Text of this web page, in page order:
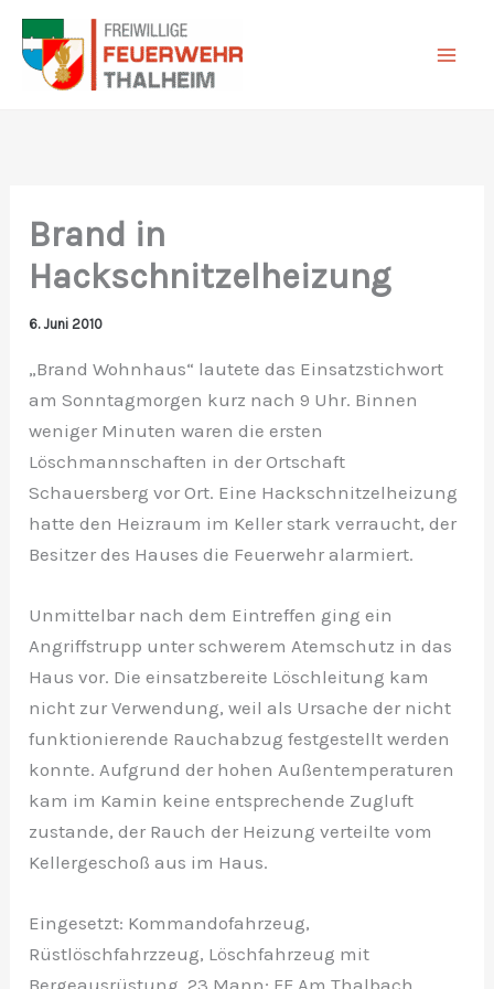
Zum
Inhalt
springen
Brand in
Hackschnitzelheizung
6. Juni 2010
„Brand Wohnhaus“ lautete das Einsatzstichwort
am Sonntagmorgen kurz nach 9 Uhr. Binnen
weniger Minuten waren die ersten
Löschmannschaften in der Ortschaft
Schauersberg vor Ort. Eine Hackschnitzelheizung
hatte den Heizraum im Keller stark verraucht, der
Besitzer des Hauses die Feuerwehr alarmiert.
Unmittelbar nach dem Eintreffen ging ein
Angriffstrupp unter schwerem Atemschutz in das
Haus vor. Die einsatzbereite Löschleitung kam
nicht zur Verwendung, weil als Ursache der nicht
funktionierende Rauchabzug festgestellt werden
konnte. Aufgrund der hohen Außentemperaturen
kam im Kamin keine entsprechende Zugluft
zustande, der Rauch der Heizung verteilte vom
Kellergeschoß aus im Haus.
Eingesetzt: Kommandofahrzeug,
Rüstlöschfahrzzeug, Löschfahrzeug mit
Bergeausrüstung, 23 Mann; FF Am Thalbach.